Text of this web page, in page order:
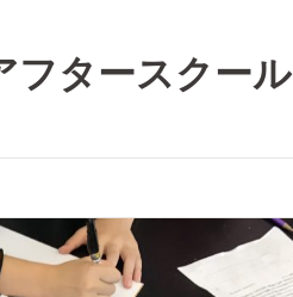
フタースクール